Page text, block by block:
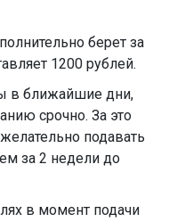
берет за
1200 рублей.
в ближайшие дни,
срочно. За это
подавать
за 2 недели до
в момент подачи